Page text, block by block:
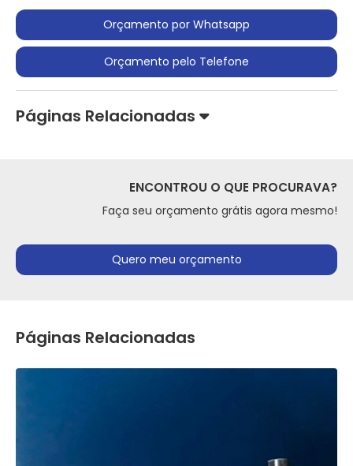
Orçamento por Whatsapp
Orçamento pelo Telefone
Páginas Relacionadas
ENCONTROU O QUE PROCURAVA?
Faça seu orçamento grátis agora mesmo!
Quero meu orçamento
Páginas Relacionadas